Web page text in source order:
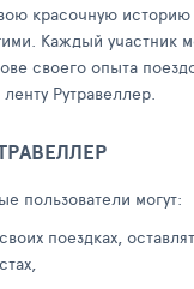
красочную историю
Каждый участник
своего опыта
Рутравеллер.
пользователи могут:
поездках,